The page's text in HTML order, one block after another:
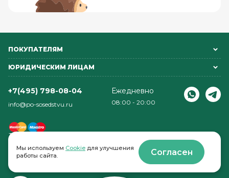
ПОКУПАТЕЛЯМ
ЮРИДИЧЕСКИМ ЛИЦАМ
+7(495) 798-08-04
info@po-sosedstvu.ru
Ежедневно
08:00 - 20:00
© 2022-2026 . По соседству
Мы используем Cookie для улучшения
работы сайта.
Согласен